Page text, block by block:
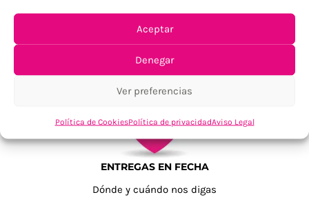
Aceptar
Denegar
Ver preferencias
Política de CookiesPolítica de privacidadAviso Legal
TU SATISFACCIÓN = LA NUESTRA
Tu confianza, nuestro objetivo
ENTREGAS EN FECHA
Dónde y cuándo nos digas